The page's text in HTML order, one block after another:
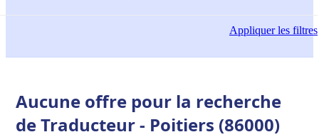
Appliquerles filtres
Aucune offre pour la recherche
de Traducteur - Poitiers (86000)